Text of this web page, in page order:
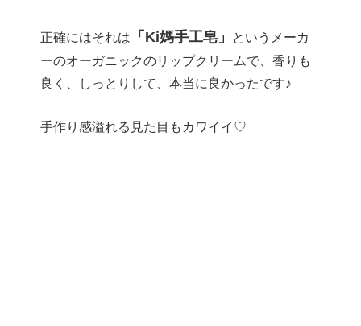
正確にはそれは 「Ki媽手工皂」
というメーカ
ーのオーガニックのリップクリームで、香りも
良く、しっとりして、本当に良かったです♪
手作り感溢れる見た目もカワイイ♡